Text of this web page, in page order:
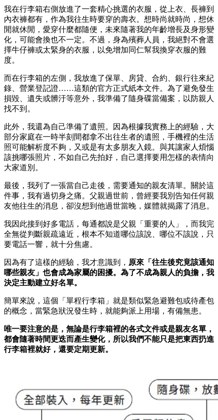
我在行李箱右側放進了一套精心挑選的衣服，從上衣、長褲到
內衣褲都有，作為我往生時要穿的壽衣。想時尚就時尚，想休
閒就休閒，愛穿什麼都隨便，未來隨著我的年齡增長及身形變
化，可能會換也不一定。不過，身為殯葬人員，我絕對不會選
擇牛仔褲或太緊身的衣服，以免增加同仁幫我換穿衣服的難
度。
而在行李箱的左側，我放進了保單、房貸、合約、銀行往來紀
錄、營業登記證……這類的官方正式紙本文件。為了避免發生
損毀、遺失或髒汙等意外，我準備了隨身碟當備案，以防親人
找不到。
此外，我還為自己準備了遺照。因為根據我實務上的經驗，大
部分家庭在一時半刻間都拿不出往生者的遺照，手機裡的生活
照可能解析度不夠，又或是有太多朋友入鏡。與其讓家人煩惱
該挑哪張照片，不如自己先拍好，自己選擇要用怎樣的表情向
大家道別。
最後，我列了一張當自己走後，需要通知的親友清單。關於這
件事，我有過切身之痛。父親過世前，曾經要我別告知任何親
友他往生的消息，卻沒想到他過世當晚，媒體就揭露了消息。
我因此接到好多電話，每通都說是父親「重要的人」，而我完
全無從判斷親疏遠近，根本不知道哪位該說、哪位不該說，只
要電話一響，就十分焦慮。
因為有了這樣的經驗，我才意識到， 原來「往生後究竟該通知
哪些親友」也會成為家屬的困擾。為了不成為親人的負擔，我
決定主動建立好名單。
簡單來說，這個「單程行李箱」就是類似緊急避難包或待產包
的概念，當緊急狀況發生時，就能夠派上用場，有備無患。
唯一要注意的是，無論是行李箱裡的各式文件或是親友名單，
都會隨著時間更迭而產生變化，所以我們不能只是把東西扔進
行李箱裡就好，還要定期更新。